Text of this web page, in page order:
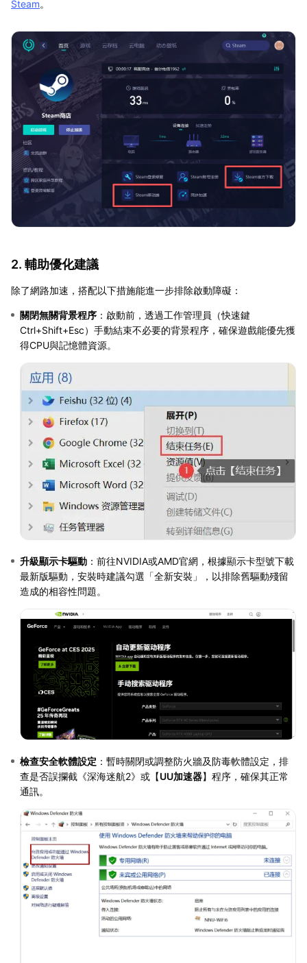
Steam。
2. 輔助優化建議
除了網路加速，搭配以下措施能進一步排除啟動障礙：
關閉無關背景程序 ：啟動前，透過工作管理員（快速鍵
Ctrl+Shift+Esc）手動結束不必要的背景程序，確保遊戲能優先獲
得CPU與記憶體資源。
升級顯示卡驅動 ：前往NVIDIA或AMD官網，根據顯示卡型號下載
最新版驅動，安裝時建議勾選「全新安裝」，以排除舊驅動殘留
造成的相容性問題。
檢查安全軟體設定 ：暫時關閉或調整防火牆及防毒軟體設定，排
查是否誤攔截《深海迷航2》或【UU加速器】程序，確保其正常
通訊。